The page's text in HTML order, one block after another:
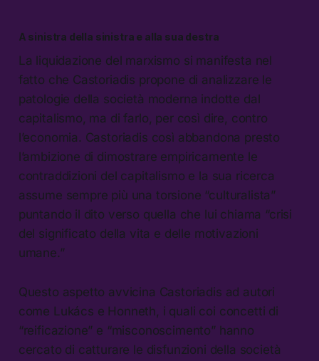
A sinistra della sinistra e alla sua destra
La liquidazione del marxismo si manifesta nel
fatto che Castoriadis propone di analizzare le
patologie della società moderna indotte dal
capitalismo, ma di farlo, per così dire, contro
l’economia. Castoriadis così abbandona presto
l’ambizione di dimostrare empiricamente le
contraddizioni del capitalismo e la sua ricerca
assume sempre più una torsione “culturalista”
puntando il dito verso quella che lui chiama “crisi
del significato della vita e delle motivazioni
umane.”
Questo aspetto avvicina Castoriadis ad autori
come Lukács e Honneth, i quali coi concetti di
“reificazione” e “misconoscimento” hanno
cercato di catturare le disfunzioni della società